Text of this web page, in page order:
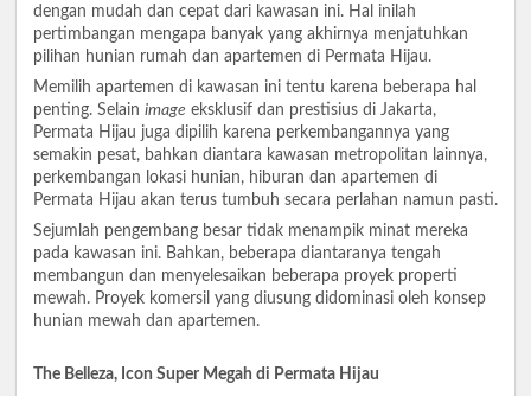
dengan mudah dan cepat dari kawasan ini. Hal inilah
pertimbangan mengapa banyak yang akhirnya menjatuhkan
pilihan hunian rumah dan apartemen di Permata Hijau.
Memilih apartemen di kawasan ini tentu karena beberapa hal
penting. Selain image eksklusif dan prestisius di Jakarta,
Permata Hijau juga dipilih karena perkembangannya yang
semakin pesat, bahkan diantara kawasan metropolitan lainnya,
perkembangan lokasi hunian, hiburan dan apartemen di
Permata Hijau akan terus tumbuh secara perlahan namun pasti.
Sejumlah pengembang besar tidak menampik minat mereka
pada kawasan ini. Bahkan, beberapa diantaranya tengah
membangun dan menyelesaikan beberapa proyek properti
mewah. Proyek komersil yang diusung didominasi oleh konsep
hunian mewah dan apartemen.
The Belleza, Icon Super Megah di Permata Hijau